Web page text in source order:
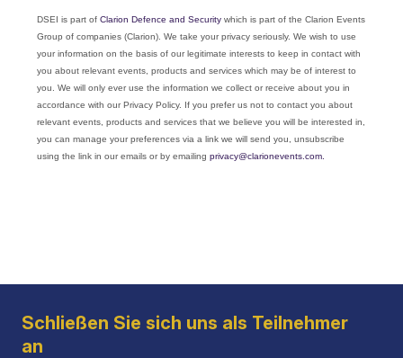
Schließen Sie sich uns als Teilnehmer
an